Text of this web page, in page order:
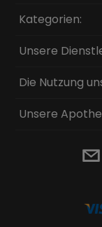
Kategorien:
Unsere
Die Nutzung
Unsere